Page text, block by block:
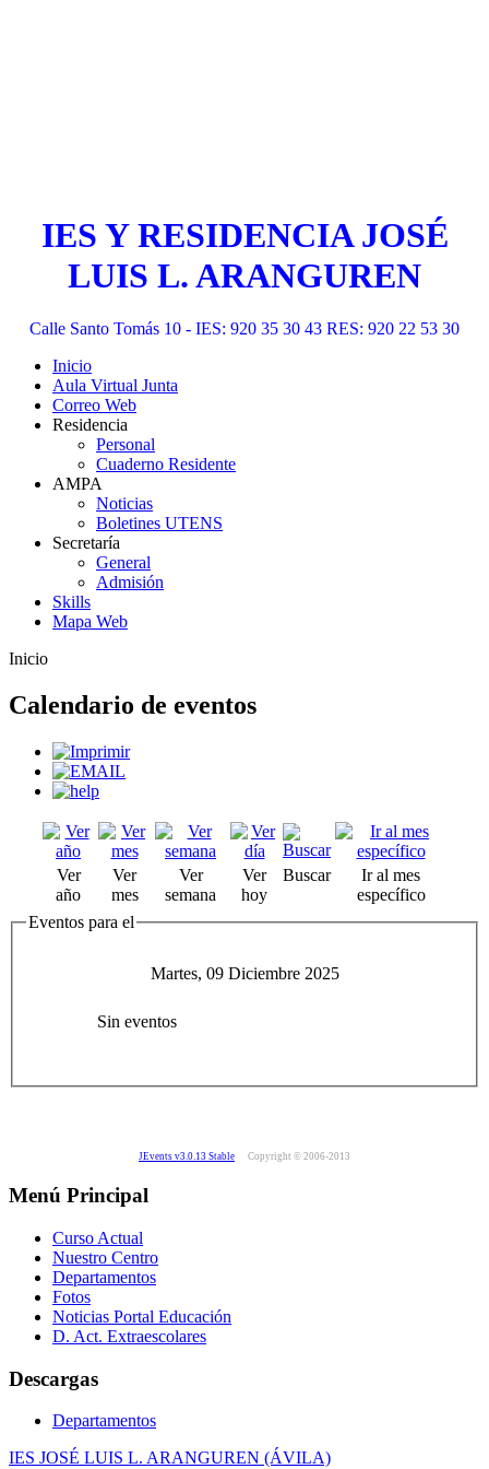
IES Y RESIDENCIA JOSÉ
LUIS L. ARANGUREN
Calle Santo Tomás 10 - IES: 920 35 30 43 RES: 920 22 53 30
Inicio
Aula Virtual Junta
Correo Web
Residencia
Personal
Cuaderno Residente
AMPA
Noticias
Boletines UTENS
Secretaría
General
Admisión
Skills
Mapa Web
Inicio
Calendario de eventos
Ver
año
Ver
mes
Ver
semana
Ver
hoy
Buscar
Ir al mes
específico
Eventos para el
Martes, 09 Diciembre 2025
Sin eventos
JEvents v3.0.13 Stable Copyright © 2006-2013
Menú Principal
Curso Actual
Nuestro Centro
Departamentos
Fotos
Noticias Portal Educación
D. Act. Extraescolares
Descargas
Departamentos
IES JOSÉ LUIS L. ARANGUREN (ÁVILA)